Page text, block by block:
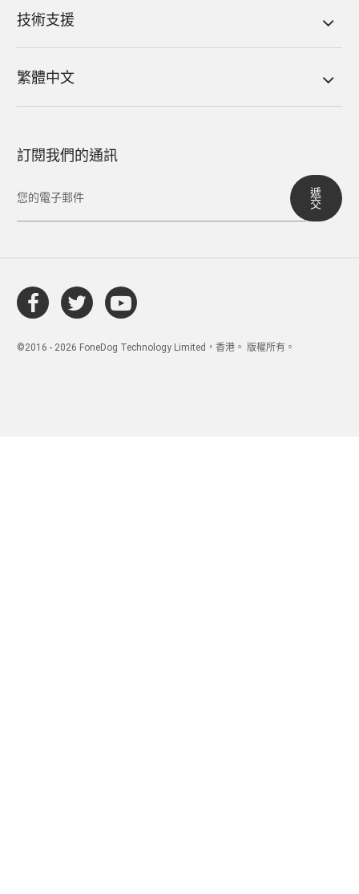
技術支援
繁體中文
訂閱我們的通訊
遞
交
©2016 - 2026 FoneDog Technology Limited，香港。 版權所有。